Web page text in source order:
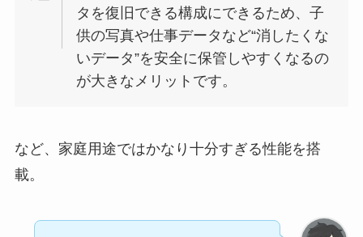
タを復旧できる構成にできるため、子
供の写真や仕事データなど“消したくな
いデータ”を安全に保管しやすくなるの
が大きなメリットです。
など、家庭用途ではかなり十分すぎる性能を搭
載。